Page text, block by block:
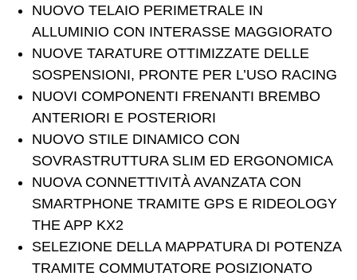
NUOVO TELAIO PERIMETRALE IN
ALLUMINIO CON INTERASSE MAGGIORATO
NUOVE TARATURE OTTIMIZZATE DELLE
SOSPENSIONI, PRONTE PER L’USO RACING
NUOVI COMPONENTI FRENANTI BREMBO
ANTERIORI E POSTERIORI
NUOVO STILE DINAMICO CON
SOVRASTRUTTURA SLIM ED ERGONOMICA
NUOVA CONNETTIVITÀ AVANZATA CON
SMARTPHONE TRAMITE GPS E RIDEOLOGY
THE APP KX2
SELEZIONE DELLA MAPPATURA DI POTENZA
TRAMITE COMMUTATORE POSIZIONATO